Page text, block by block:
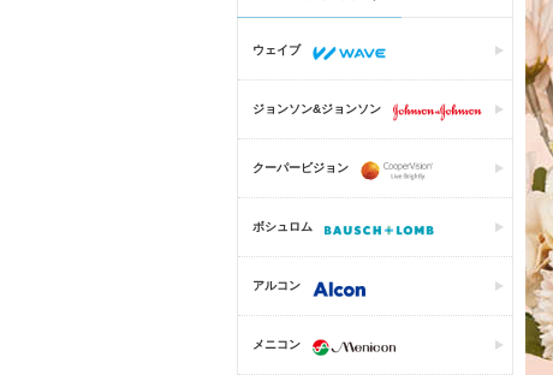
ウェイブ
ジョンソン&ジョンソン
クーパービジョン
ボシュロム
アルコン
メニコン